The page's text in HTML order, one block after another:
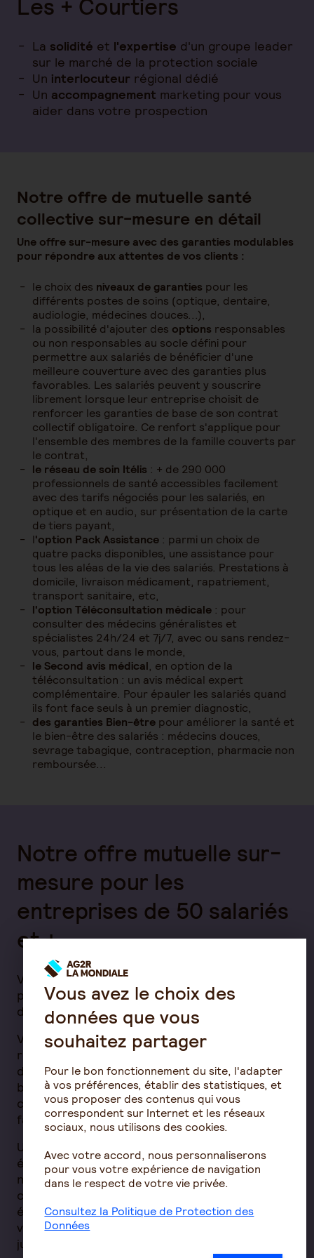
Les + Courtiers
La solidité et l'expertise d'un groupe leader
sur le marché de la protection sociale
Un interlocuteur régional dédié
Un accompagnement marketing pour vous
aider dans votre prospection
Notre offre de mutuelle santé
collective sur-mesure en détail
Une offre sur-mesure avec des garanties modulables
pour répondre aux attentes de vos clients :
le choix des niveaux de garanties pour les
différents postes de soins (optique, dentaire,
audiologie, médecines douces...),
la possibilité d'ajouter des options responsables
ou non responsables au socle défini pour
permettre aux salariés de bénéficier d'une
meilleure couverture avec des garanties plus
favorables. Les salariés peuvent y souscrire
librement lorsque leur entreprise choisit de
renforcer les garanties de base de son contrat
collectif obligatoire. Ce renfort s'applique pour
l'ensemble des membres de la famille couverts par
le contrat,
le réseau de soin Itélis : + de 290 000
professionnels de santé accessibles facilement
avec des tarifs négociés pour les salariés, en
optique et en audio, sur présentation de la carte
de tiers payant,
l'option Pack Assistance : parmi un choix de
quatre packs disponibles, une assistance pour
tous les aléas de la vie des salariés. Prestations à
domicile, livraison médicament, rapatriement,
transport sanitaire, etc,
l'option Téléconsultation médicale : pour
consulter des médecins généralistes et
spécialistes 24h/24 et 7j/7, avec ou sans rendez-
vous, partout dans le monde,
le Second avis médical, en option de la
téléconsultation : un avis médical expert
complémentaire. Pour épauler les salariés quand
ils font face seuls à un premier diagnostic,
des garanties Bien-être pour améliorer la santé et
le bien-être des salariés : médecins douces,
sevrage tabagique, contraception, pharmacie non
remboursée...
Notre offre mutuelle sur-
mesure pour les
entreprises de 50 salariés
et +
Vous choisissez les hauteurs des garanties
pour les différents postes de soins (optique,
dentaire, audiologie, médecines douces...)
Vous avez la possibilité d'ajouter des options
responsables ou non responsables au socle
défini pour permettre à vos salariés de
bénéficier, si besoin, d'une meilleure
couverture au travers de garanties plus
favorables.
Un accompagnement dans la gestion des
évolutions règlementaires de vos contrats :
nous vous accompagnons dans la mise en
conformité de vos contrats avec les dernières
évolutions légales. Nous vous aidons à adapter
vos contrats, afin de garantir la stabilité
juridique de vos entreprises clientes et les
Vous avez le choix des
données que vous
souhaitez partager
Pour le bon fonctionnement du site, l'adapter
à vos préférences, établir des statistiques, et
vous proposer des contenus qui vous
correspondent sur Internet et les réseaux
sociaux, nous utilisons des cookies.
Avec votre accord, nous personnaliserons
pour vous votre expérience de navigation
dans le respect de votre vie privée.
Consultez la Politique de Protection des
Données